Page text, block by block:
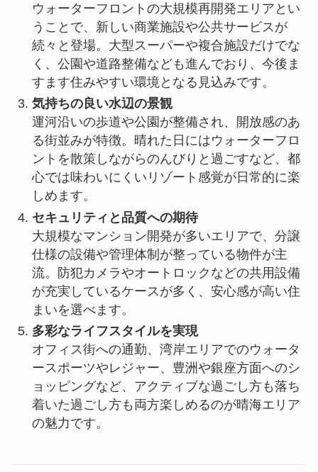
ウォーターフロントの大規模再開発エリアとい
うことで、新しい商業施設や公共サービスが
続々と登場。大型スーパーや複合施設だけでな
く、公園や道路整備なども進んでおり、今後ま
すます住みやすい環境となる見込みです。
気持ちの良い水辺の景観
運河沿いの歩道や公園が整備され、開放感のあ
る街並みが特徴。晴れた日にはウォーターフロ
ントを散策しながらのんびりと過ごすなど、都
心では味わいにくいリゾート感覚が日常的に楽
しめます。
セキュリティと品質への期待
大規模なマンション開発が多いエリアで、分譲
仕様の設備や管理体制が整っている物件が主
流。防犯カメラやオートロックなどの共用設備
が充実しているケースが多く、安心感が高い住
まいを選べます。
多彩なライフスタイルを実現
オフィス街への通勤、湾岸エリアでのウォータ
ースポーツやレジャー、豊洲や銀座方面へのシ
ョッピングなど、アクティブな過ごし方も落ち
着いた過ごし方も両方楽しめるのが晴海エリア
の魅力です。